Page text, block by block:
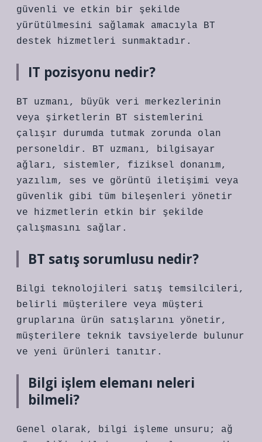
güvenli ve etkin bir şekilde
yürütülmesini sağlamak amacıyla BT
destek hizmetleri sunmaktadır.
IT pozisyonu nedir?
BT uzmanı, büyük veri merkezlerinin
veya şirketlerin BT sistemlerini
çalışır durumda tutmak zorunda olan
personeldir. BT uzmanı, bilgisayar
ağları, sistemler, fiziksel donanım,
yazılım, ses ve görüntü iletişimi veya
güvenlik gibi tüm bileşenleri yönetir
ve hizmetlerin etkin bir şekilde
çalışmasını sağlar.
BT satış sorumlusu nedir?
Bilgi teknolojileri satış temsilcileri,
belirli müşterilere veya müşteri
gruplarına ürün satışlarını yönetir,
müşterilere teknik tavsiyelerde bulunur
ve yeni ürünleri tanıtır.
Bilgi işlem elemanı neleri
bilmeli?
Genel olarak, bilgi işleme unsuru; ağ